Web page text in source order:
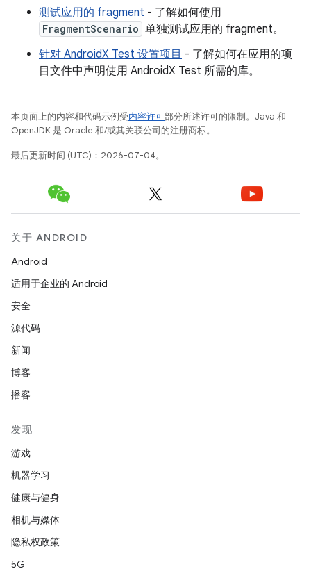
测试应用的 fragment - 了解如何使用
FragmentScenario 单独测试应用的 fragment。
针对 AndroidX Test 设置项目 - 了解如何在应用的项
目文件中声明使用 AndroidX Test 所需的库。
本页面上的内容和代码示例受内容许可部分所述许可的限制。Java 和
OpenJDK 是 Oracle 和/或其关联公司的注册商标。
最后更新时间 (UTC)：2026-07-04。
关于 ANDROID
Android
适用于企业的 Android
安全
源代码
新闻
博客
播客
发现
游戏
机器学习
健康与健身
相机与媒体
隐私权政策
5G